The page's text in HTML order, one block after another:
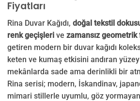
Fiyatları
Rina Duvar Kağıdı, doğal tekstil
renk geçişleri ve zamansız geometrik
getiren modern bir duvar kağıdı
keten ve kumaş etkisini andıran yüzey
mekânlarda sade ama derinlikli bir
Rina serisi; modern, İskandinav,
mimari stillerle uyumlu, göz